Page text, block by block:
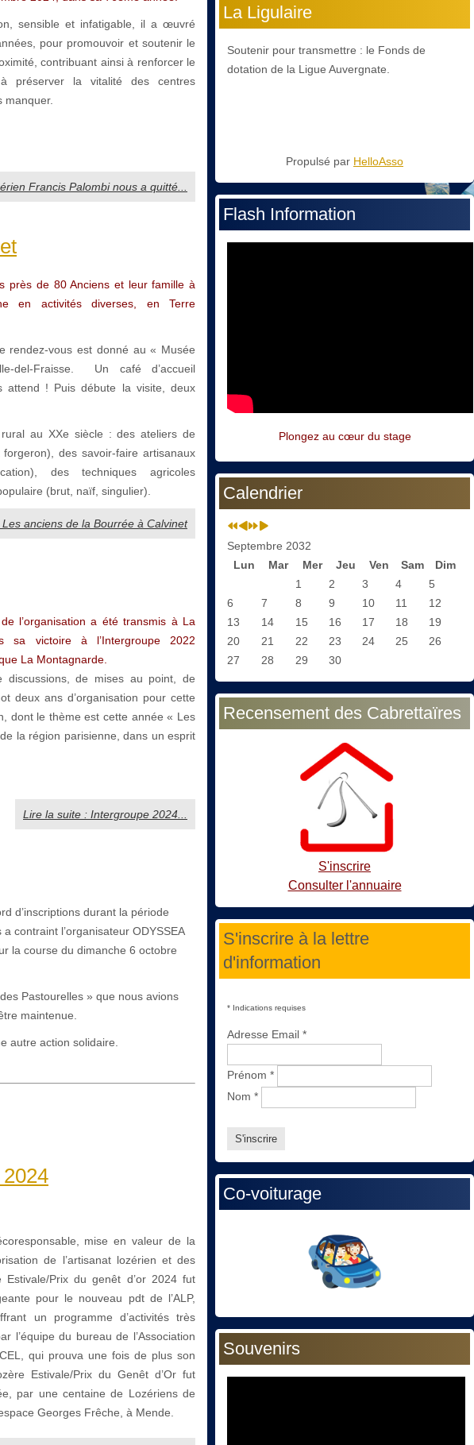
sensible et infatigable, il a œuvré
pour promouvoir et soutenir le
contribuant ainsi à renforcer le
préserver la vitalité des centres
manquer.
Francis Palombi nous a quitté...
près de 80 Anciens et leur famille à
en activités diverses, en Terre
rendez-vous est donné au « Musée
del-Fraisse. Un café d’accueil
attend ! Puis débute la visite, deux
au XXe siècle : des ateliers de
des savoir-faire artisanaux
des techniques agricoles
(brut, naïf, singulier).
anciens de la Bourrée à Calvinet
l’organisation a été transmis à La
sa victoire à l’Intergroupe 2022
La Montagnarde.
discussions, de mises au point, de
deux ans d’organisation pour cette
dont le thème est cette année « Les
la région parisienne, dans un esprit
Lire la suite : Intergroupe 2024...
d’inscriptions durant la période
contraint l’organisateur ODYSSEA
la course du dimanche 6 octobre
Pastourelles » que nous avions
maintenue.
autre action solidaire.
mise en valeur de la
de l’artisanat lozérien et des
Estivale/Prix du genêt d’or 2024 fut
pour le nouveau pdt de l’ALP,
un programme d’activités très
l’équipe du bureau de l’Association
qui prouva une fois de plus son
Estivale/Prix du Genêt d’Or fut
par une centaine de Lozériens de
Georges Frêche, à Mende.
La Ligulaire
Soutenir pour transmettre : le Fonds de
dotation de la Ligue Auvergnate.
Propulsé par HelloAsso
Flash Information
Plongez au cœur du stage
Calendrier
Septembre 2032
Lun
Mar Mer Jeu Ven Sam
Dim
1
2 3 4
5
6
7 8 9 10 11
12
13
14 15 16 17 18
19
20
21 22 23 24 25
26
27
28 29 30
Recensement des Cabrettaïres
S'inscrire
Consulter l'annuaire
S'inscrire à la lettre
d'information
* Indications requises
Adresse Email *
Prénom *
Nom *
Co-voiturage
Souvenirs